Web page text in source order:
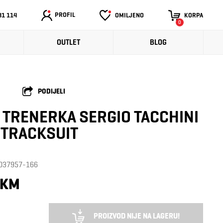
114 PROFIL OMILJENO KORPA
0
OUTLET BLOG
PODIJELI
SERGIO TACCHINI
166
PROIZVOD NIJE NA LAGERU!